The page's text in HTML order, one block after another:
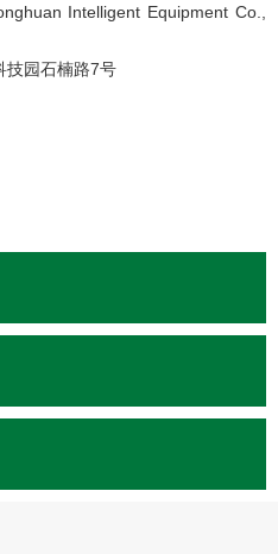
Intelligent Equipment Co.,
技园石楠路7号